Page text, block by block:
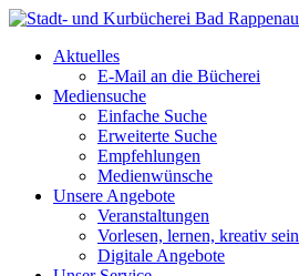
Aktuelles
E-Mail an die Bücherei
Mediensuche
Einfache Suche
Erweiterte Suche
Empfehlungen
Medienwünsche
Unsere Angebote
Veranstaltungen
Vorlesen, lernen, kreativ sein
Digitale Angebote